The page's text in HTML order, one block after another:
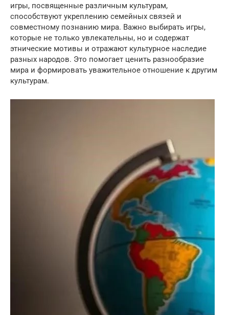
игры, посвященные различным культурам,
способствуют укреплению семейных связей и
совместному познанию мира. Важно выбирать игры,
которые не только увлекательны, но и содержат
этнические мотивы и отражают культурное наследие
разных народов. Это помогает ценить разнообразие
мира и формировать уважительное отношение к другим
культурам.